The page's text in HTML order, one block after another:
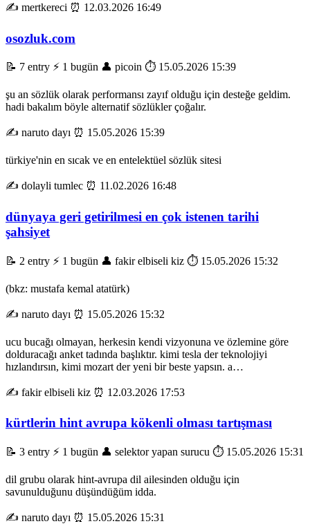
✍️ mertkereci ⏰ 12.03.2026 16:49
osozluk.com
📝 7 entry ⚡ 1 bugün 👤 picoin ⏱️ 15.05.2026 15:39
şu an sözlük olarak performansı zayıf olduğu için desteğe geldim.
hadi bakalım böyle alternatif sözlükler çoğalır.
✍️ naruto dayı ⏰ 15.05.2026 15:39
türkiye'nin en sıcak ve en entelektüel sözlük sitesi
✍️ dolayli tumlec ⏰ 11.02.2026 16:48
dünyaya geri getirilmesi en çok istenen tarihi
şahsiyet
📝 2 entry ⚡ 1 bugün 👤 fakir elbiseli kiz ⏱️ 15.05.2026 15:32
(bkz: mustafa kemal atatürk)
✍️ naruto dayı ⏰ 15.05.2026 15:32
ucu bucağı olmayan, herkesin kendi vizyonuna ve özlemine göre
dolduracağı anket tadında başlıktır. kimi tesla der teknolojiyi
hızlandırsın, kimi mozart der yeni bir beste yapsın. a…
✍️ fakir elbiseli kiz ⏰ 12.03.2026 17:53
kürtlerin hint avrupa kökenli olması tartışması
📝 3 entry ⚡ 1 bugün 👤 selektor yapan surucu ⏱️ 15.05.2026 15:31
dil grubu olarak hint-avrupa dil ailesinden olduğu için
savunulduğunu düşündüğüm idda.
✍️ naruto dayı ⏰ 15.05.2026 15:31